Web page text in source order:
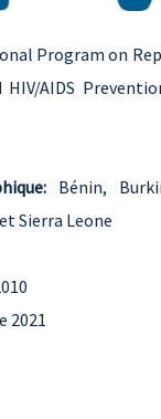
Program on
AIDS
Bénin,
et Sierra Leone
2021